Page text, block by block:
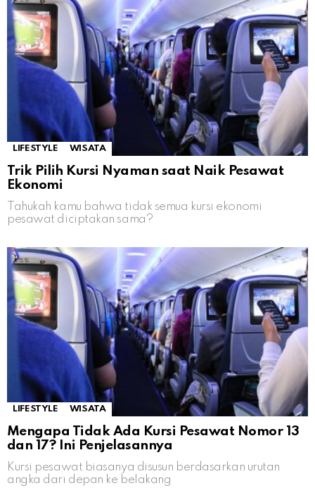
LIFESTYLE WISATA
Trik Pilih Kursi Nyaman saat Naik Pesawat
Ekonomi
Tahukah kamu bahwa tidak semua kursi ekonomi
pesawat diciptakan sama?
LIFESTYLE WISATA
Mengapa Tidak Ada Kursi Pesawat Nomor 13
dan 17? Ini Penjelasannya
Kursi pesawat biasanya disusun berdasarkan urutan
angka dari depan ke belakang